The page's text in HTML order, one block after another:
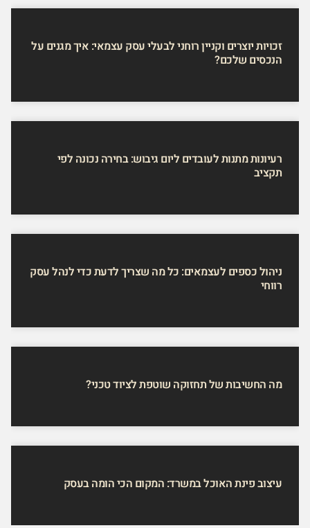
זכויות יוצרים וקניין רוחני לבעלי עסק עצמאי: איך מגנים על
הנכסים שלכם?
רעיונות מתנות לעובדים ליום גיבוש: בחירה נכונה לפי
תקציב
ניהול כספים לעצמאים: כל מה שצריך לדעת כדי לנהל עסק
רווחי
מה החשיבות של תחזוקה שוטפת לציוד טכני?
עיצוב פינת האוכל במשרד: המקום הכי הומה בעסק